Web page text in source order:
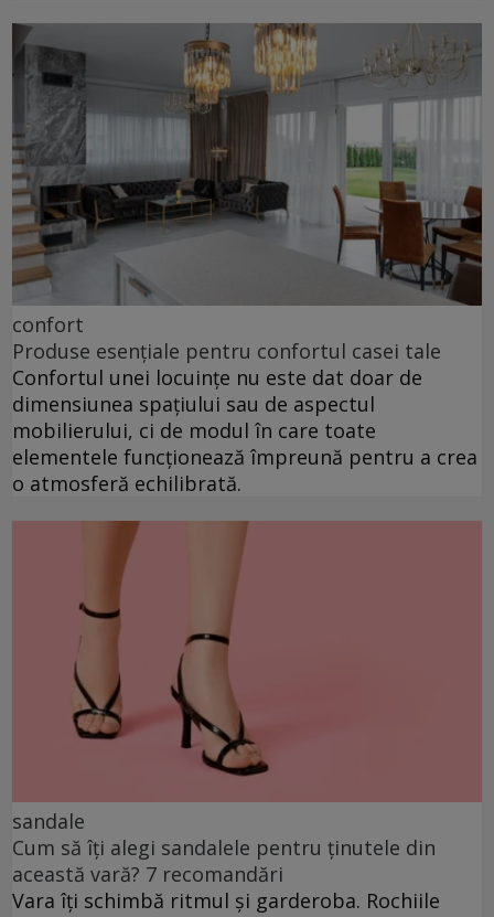
confort
Produse esențiale pentru confortul casei tale
Confortul unei locuințe nu este dat doar de
dimensiunea spațiului sau de aspectul
mobilierului, ci de modul în care toate
elementele funcționează împreună pentru a crea
o atmosferă echilibrată.
sandale
Cum să îți alegi sandalele pentru ținutele din
această vară? 7 recomandări
Vara îți schimbă ritmul și garderoba. Rochiile